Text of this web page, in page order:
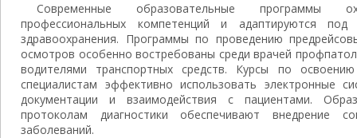
Современные образовательные программы
профессиональных компетенций и адаптируются
здравоохранения. Программы по проведению
осмотров особенно востребованы среди врачей
водителями транспортных средств. Курсы по
специалистам эффективно использовать электронные
документации и взаимодействия с пациентами.
протоколам диагностики обеспечивают внедрение
заболеваний.